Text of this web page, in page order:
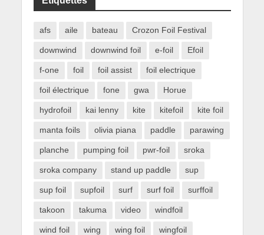
afs aile bateau Crozon Foil Festival
downwind downwind foil e-foil Efoil
f-one foil foil assist foil electrique
foil électrique fone gwa Horue
hydrofoil kai lenny kite kitefoil kite foil
manta foils olivia piana paddle parawing
planche pumping foil pwr-foil sroka
sroka company stand up paddle sup
sup foil supfoil surf surf foil surffoil
takoon takuma video windfoil
wind foil wing wing foil wingfoil